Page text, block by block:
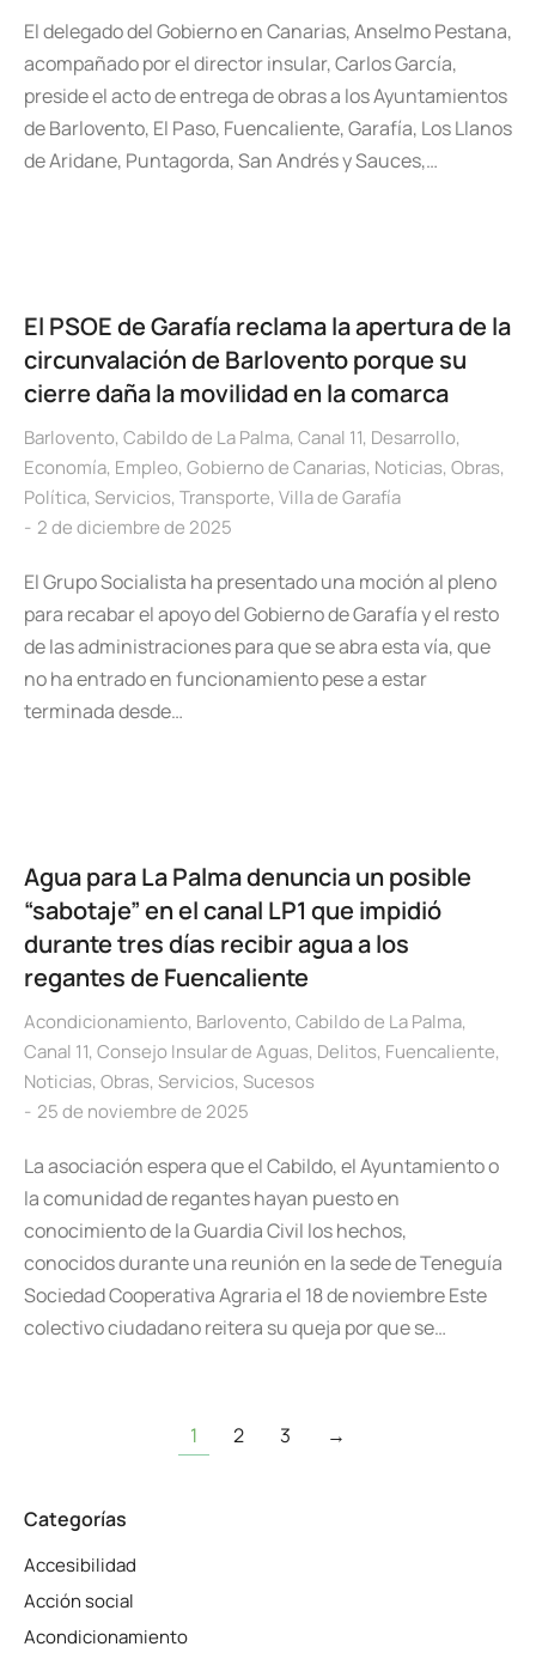
El delegado del Gobierno en Canarias, Anselmo Pestana,
acompañado por el director insular, Carlos García,
preside el acto de entrega de obras a los Ayuntamientos
de Barlovento, El Paso, Fuencaliente, Garafía, Los Llanos
de Aridane, Puntagorda, San Andrés y Sauces,…
El PSOE de Garafía reclama la apertura de la
circunvalación de Barlovento porque su
cierre daña la movilidad en la comarca
Barlovento, Cabildo de La Palma, Canal 11, Desarrollo,
Economía, Empleo, Gobierno de Canarias, Noticias, Obras,
Política, Servicios, Transporte, Villa de Garafía
2 de diciembre de 2025
El Grupo Socialista ha presentado una moción al pleno
para recabar el apoyo del Gobierno de Garafía y el resto
de las administraciones para que se abra esta vía, que
no ha entrado en funcionamiento pese a estar
terminada desde…
Agua para La Palma denuncia un posible
“sabotaje” en el canal LP1 que impidió
durante tres días recibir agua a los
regantes de Fuencaliente
Acondicionamiento, Barlovento, Cabildo de La Palma,
Canal 11, Consejo Insular de Aguas, Delitos, Fuencaliente,
Noticias, Obras, Servicios, Sucesos
25 de noviembre de 2025
La asociación espera que el Cabildo, el Ayuntamiento o
la comunidad de regantes hayan puesto en
conocimiento de la Guardia Civil los hechos,
conocidos durante una reunión en la sede de Teneguía
Sociedad Cooperativa Agraria el 18 de noviembre Este
colectivo ciudadano reitera su queja por que se…
1 2 3 →
Categorías
Accesibilidad
Acción social
Acondicionamiento